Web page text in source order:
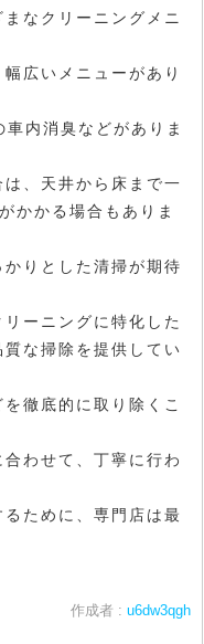
なクリーニングメニ
広いメニューがあり
内消臭などがありま
、天井から床まで一
かかる場合もありま
りとした清掃が期待
ーニングに特化した
な掃除を提供してい
徹底的に取り除くこ
わせて、丁寧に行わ
ために、専門店は最
作成者 : u6dw3qgh